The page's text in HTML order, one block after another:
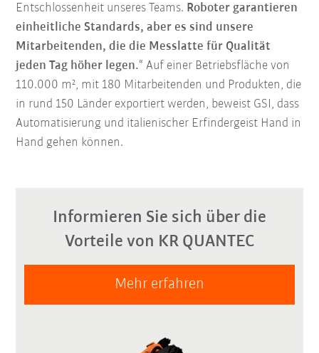
Entschlossenheit unseres Teams. Roboter garantieren
einheitliche Standards, aber es sind unsere
Mitarbeitenden, die die Messlatte für Qualität
jeden Tag höher legen.“ Auf einer Betriebsfläche von
110.000 m², mit 180 Mitarbeitenden und Produkten, die
in rund 150 Länder exportiert werden, beweist GSI, dass
Automatisierung und italienischer Erfindergeist Hand in
Hand gehen können.
Informieren Sie sich über die
Vorteile von KR QUANTEC
Mehr erfahren